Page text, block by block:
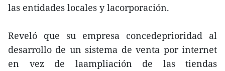
las entidades locales y lacorporación.
Reveló que su empresa concedeprioridad al
desarrollo de un sistema de venta por internet
en vez de laampliación de las tiendas